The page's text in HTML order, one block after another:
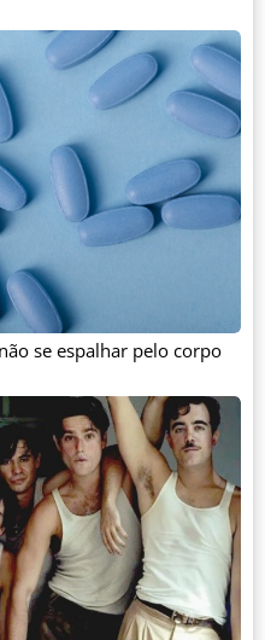
se espalhar pelo corpo